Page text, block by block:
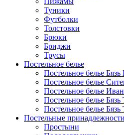
Туники
Футболки
Толстовки
Брюки
Бриджи
Трусы
Постельное белье
Постельное белье
Постельное белье
Постельное белье
Постельное белье
Постельное белье
Постельные принадлежности
Простыни